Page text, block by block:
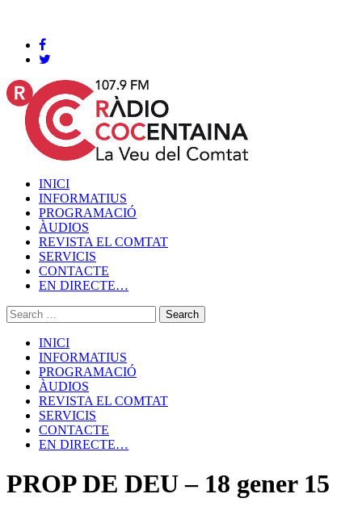
INICI
INFORMATIUS
PROGRAMACIÓ
ÀUDIOS
REVISTA EL COMTAT
SERVICIS
CONTACTE
EN DIRECTE…
INICI
INFORMATIUS
PROGRAMACIÓ
ÀUDIOS
REVISTA EL COMTAT
SERVICIS
CONTACTE
EN DIRECTE…
PROP DE DEU – 18 gener 15